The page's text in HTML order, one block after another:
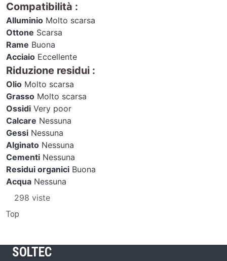
Compatibilità :
Alluminio Molto scarsa
Ottone Scarsa
Rame Buona
Acciaio Eccellente
Riduzione residui :
Olio Molto scarsa
Grasso Molto scarsa
Ossidi Very poor
Calcare Nessuna
Gessi Nessuna
Alginato Nessuna
Cementi Nessuna
Residui organici Buona
Acqua Nessuna
298 viste
Top
SOLTEC